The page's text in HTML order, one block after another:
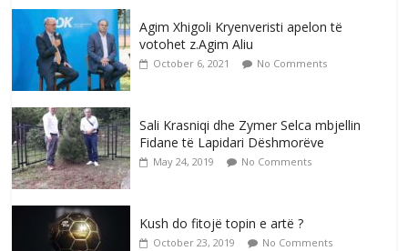
Agim Xhigoli Kryenveristi apelon të
votohet z.Agim Aliu
October 6, 2021 No Comments
Sali Krasniqi dhe Zymer Selca mbjellin
Fidane të Lapidari Dëshmorëve
May 24, 2019 No Comments
Kush do fitojë topin e artë ?
October 23, 2019 No Comments